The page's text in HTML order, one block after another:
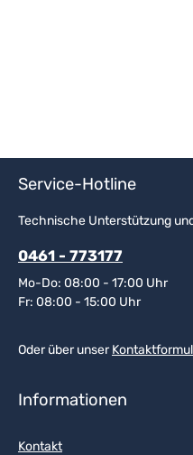
Service-Hotline
Technische Unterstützung
0461 - 773177
Mo-Do: 08:00 - 17:00 Uhr
Fr: 08:00 - 15:00 Uhr
Oder über unser
Informationen
Kontakt